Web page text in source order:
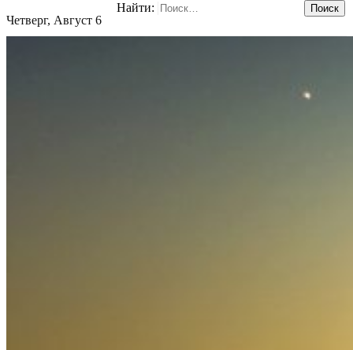
Четверг, Август 6
Найти: